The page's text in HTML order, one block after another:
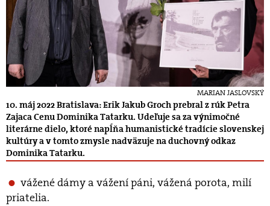
MARIAN JASLOVSKÝ
10. máj 2022 Bratislava: Erik Jakub Groch prebral z rúk Petra
Zajaca Cenu Dominika Tatarku. Udeľuje sa za výnimočné
literárne dielo, ktoré napĺňa humanistické tradície slovenskej
kultúry a v tomto zmysle nadväzuje na duchovný odkaz
Dominika Tatarku.
vážené dámy a vážení páni, vážená porota, milí
priatelia.